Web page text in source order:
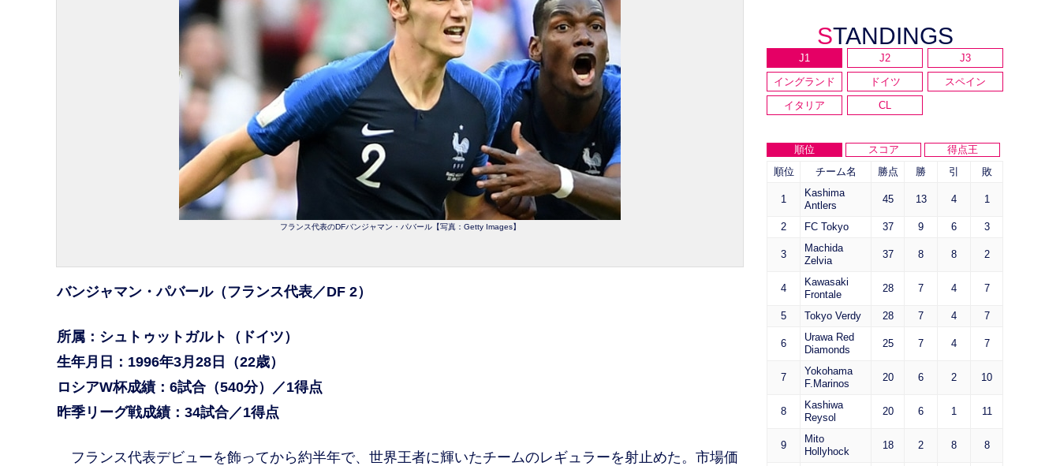
フランス代表のDFバンジャマン・パバール【写真：Getty Images】
バンジャマン・パバール（フランス代表／DF 2）
所属：シュトゥットガルト（ドイツ）
生年月日：1996年3月28日（22歳）
ロシアW杯成績：6試合（540分）／1得点
昨季リーグ戦成績：34試合／1得点
フランス代表デビューを飾ってから約半年で、世界王者に輝いたチームのレギュラーを射止めた。市場価
STANDINGS
J1 J2
J3
イングランド
ドイツ
スペイン
イタリア
CL
順位 スコア
得点王
順位
チーム名 勝点 勝 引 敗
1
Kashima
Antlers
45 13 4 1
2 FC Tokyo 37 9 6 3
3
Machida
Zelvia
37 8 8 2
4
Kawasaki
Frontale
28 7 4 7
5 Tokyo Verdy 28 7 4 7
6
Urawa Red
Diamonds
25 7 4 7
7
Yokohama
F.Marinos
20 6 2 10
8
Kashiwa
Reysol
20 6 1 11
9
Mito
Hollyhock
18 2 8 8